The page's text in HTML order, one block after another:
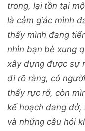
trong, lại tồn tại
là cảm giác mình
thấy mình đang
nhìn bạn bè xung
xây dựng được sự
đi rõ ràng, có
thấy rực rỡ, còn
kế hoạch dang
và những câu hỏi